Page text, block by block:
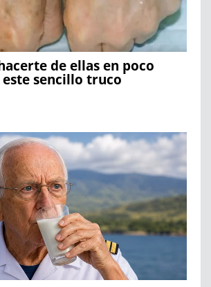
de ellas en poco
sencillo truco